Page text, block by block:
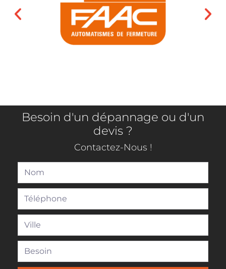
Besoin d'un dépannage ou d'un
devis ?
Contactez-Nous !